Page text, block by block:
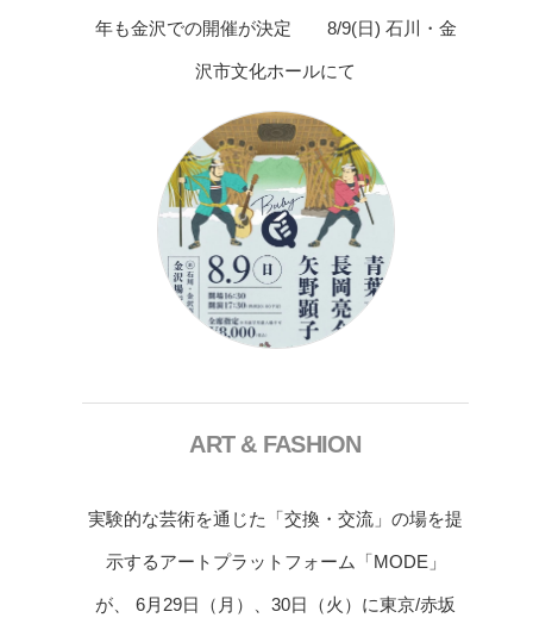
年も金沢での開催が決定 8/9(日) 石川・金
沢市文化ホールにて
ART & FASHION
実験的な芸術を通じた「交換・交流」の場を提
示するアートプラットフォーム「MODE」
が、 6月29日（月）、30日（火）に東京/赤坂